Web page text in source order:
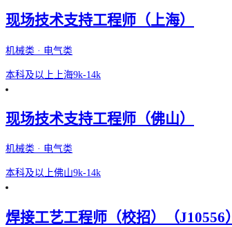
现场技术支持工程师（上海）
机械类 · 电气类
本科及以上 上海9k-14k
现场技术支持工程师（佛山）
机械类 · 电气类
本科及以上佛山9k-14k
焊接工艺工程师（校招）（J10556）